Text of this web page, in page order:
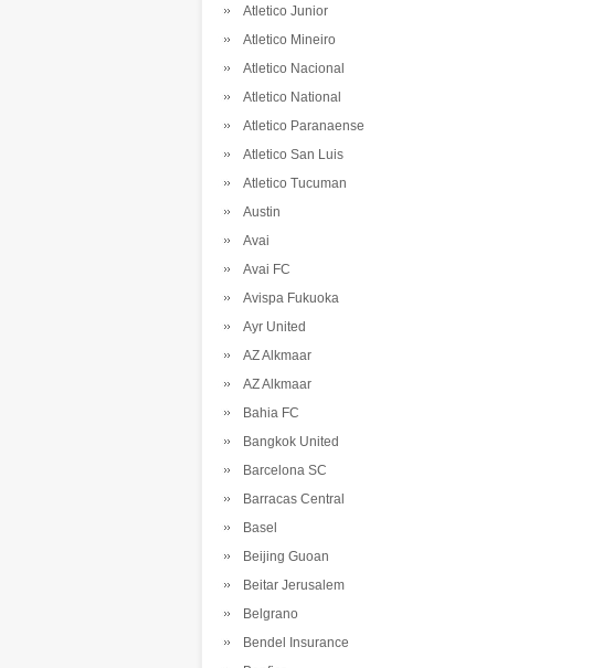
Atletico Junior
Atletico Mineiro
Atletico Nacional
Atletico National
Atletico Paranaense
Atletico San Luis
Atletico Tucuman
Austin
Avai
Avai FC
Avispa Fukuoka
Ayr United
AZ Alkmaar
AZ Alkmaar
Bahia FC
Bangkok United
Barcelona SC
Barracas Central
Basel
Beijing Guoan
Beitar Jerusalem
Belgrano
Bendel Insurance